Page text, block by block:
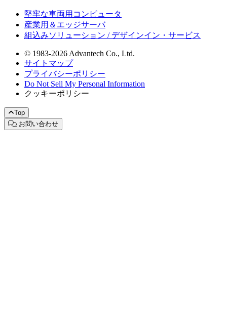
堅牢な車両用コンピュータ
産業用＆エッジサーバ
組込みソリューション / デザインイン・サービス
© 1983-2026 Advantech Co., Ltd.
サイトマップ
プライバシーポリシー
Do Not Sell My Personal Information
クッキーポリシー
Top
お問い合わせ